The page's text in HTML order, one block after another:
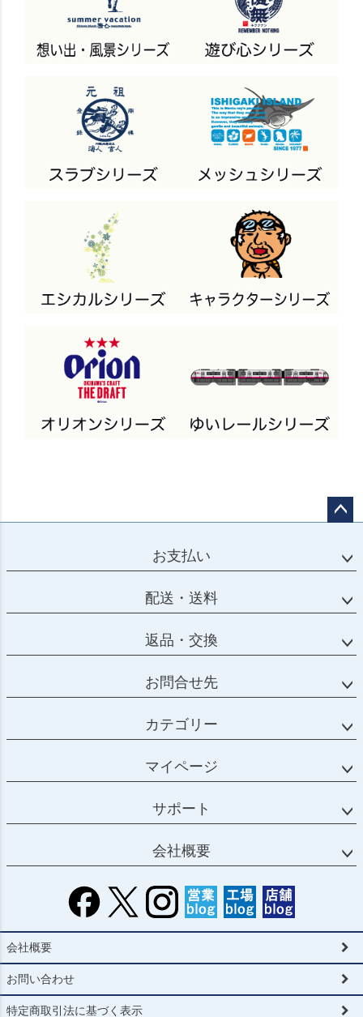
ップ
お支払い
配送・送料
返品・交換
お問合せ先
カテゴリー
マイページ
サポート
会社概要
会社概要
お問い合わせ
特定商取引法に基づく表示